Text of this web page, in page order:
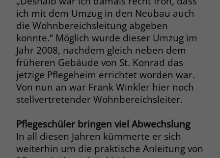
ich mit dem Umzug in den Neubau auch
die Wohnbereichsleitung abgeben
konnte.“ Möglich wurde dieser Umzug im
Jahr 2008, nachdem gleich neben dem
früheren Gebäude von St. Konrad das
jetzige Pflegeheim errichtet worden war.
Von nun an war Frank Winkler hier noch
stellvertretender Wohnbereichsleiter.
Pflegeschüler bringen viel Abwechslung
In all diesen Jahren kümmerte er sich
weiterhin um die praktische Anleitung von
Nutzer besser zu verstehen und
bessere, relevantere Werbung zu
zeigen. Das _fbp-Cookie sammelt keine
persönlich identifizierbaren
Informationen und wird von Facebook
nur platziert, um Daten an das
Unternehmen zurückzusenden.